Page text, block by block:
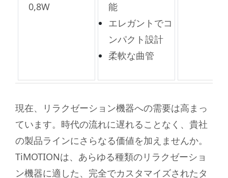
0,8W
能
エレガントでコ
ンパクト設計
柔軟な曲管
現在、リラクゼーション機器への需要は高まっ
ています。時代の流れに遅れることなく、貴社
の製品ラインにさらなる価値を加えませんか。
TiMOTIONは、あらゆる種類のリラクゼーショ
ン機器に適した、完全でカスタマイズされたタ